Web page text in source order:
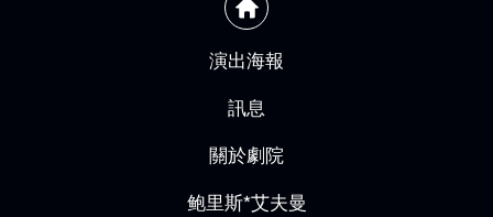
演出海報
訊息
關於劇院
鲍里斯*艾夫曼